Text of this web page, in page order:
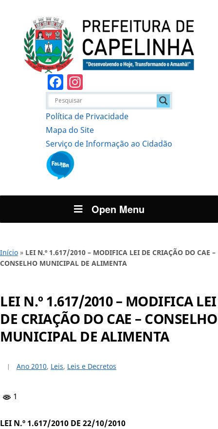
Facebook
Política de Privacidade
Mapa do Site
Serviço de Informação ao Cidadão
Open Menu
Início » LEI N.º 1.617/2010 – MODIFICA LEI DE CRIAÇÃO DO CAE –
CONSELHO MUNICIPAL DE ALIMENTA
LEI N.º 1.617/2010 – MODIFICA LEI
DE CRIAÇÃO DO CAE – CONSELHO
MUNICIPAL DE ALIMENTA
Ano 2010, Leis, Leis e Decretos
1
LEI N.º 1.617/2010 DE 22/10/2010